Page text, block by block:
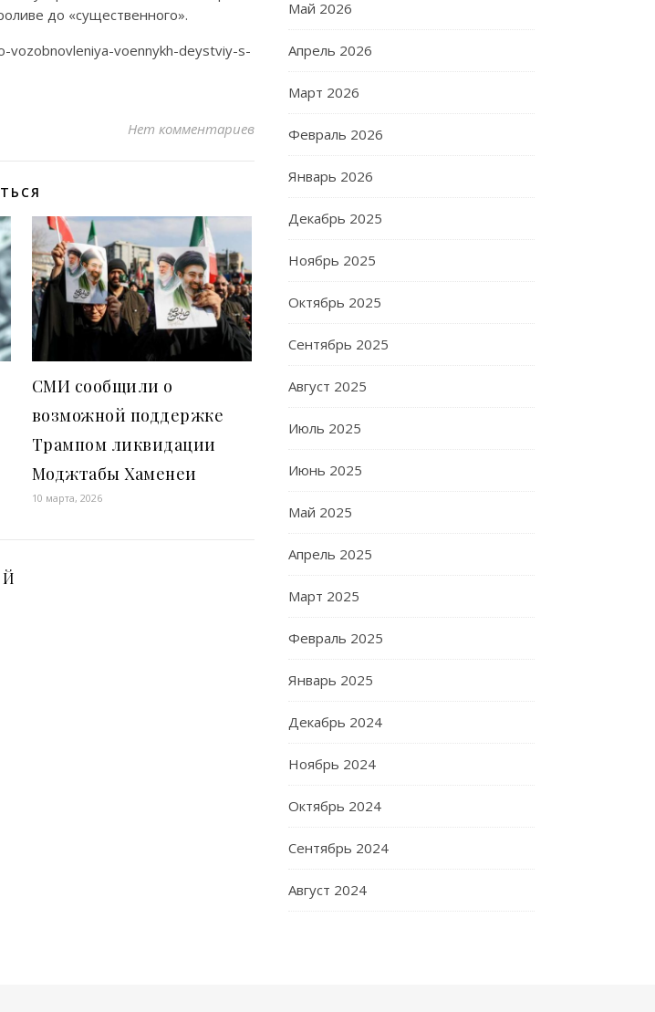
до «существенного».
voennykh-deystviy-s-
Нет комментариев
СМИ сообщили о
возможной поддержке
Трампом ликвидации
Моджтабы Хаменеи
10 марта, 2026
Май 2026
Апрель 2026
Март 2026
Февраль 2026
Январь 2026
Декабрь 2025
Ноябрь 2025
Октябрь 2025
Сентябрь 2025
Август 2025
Июль 2025
Июнь 2025
Май 2025
Апрель 2025
Март 2025
Февраль 2025
Январь 2025
Декабрь 2024
Ноябрь 2024
Октябрь 2024
Сентябрь 2024
Август 2024